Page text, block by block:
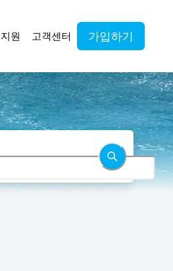
원 고객센터 가입하기